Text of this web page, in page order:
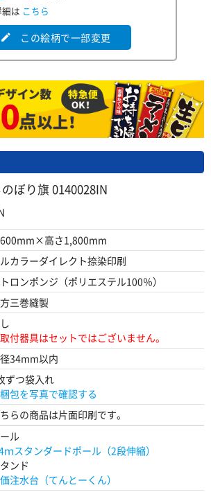
は こちら
edit この絵柄で一部変更
ぼり旗 0140028IN
高さ1,800mm
カラーダイレクト捺染印刷
ロンポンジ（ポリエステル100％）
三巻縫製
付器具はセットではございません。
34mm以内
ずつ袋入れ
包を写真で確認する
らの商品は片面印刷です。
ル
ｍスタンダードポール（2段伸縮）
ンド
注水台（てんとーくん）